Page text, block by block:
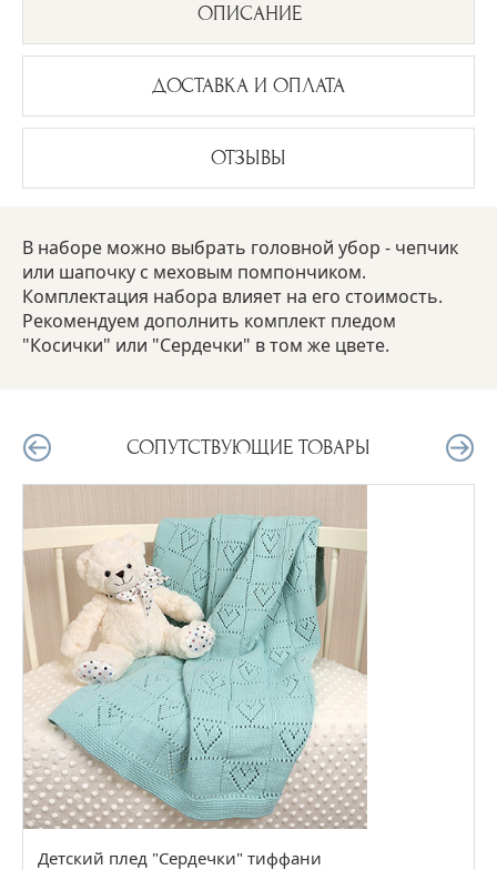
ОПИСАНИЕ
ДОСТАВКА И ОПЛАТА
ОТЗЫВЫ
В наборе можно выбрать головной убор - чепчик
или шапочку с меховым помпончиком.
Комплектация набора влияет на его стоимость.
Рекомендуем дополнить комплект пледом
"Косички" или "Сердечки" в том же цвете.
СОПУТСТВУЮЩИЕ ТОВАРЫ
Детский плед "Сердечки" тиффани